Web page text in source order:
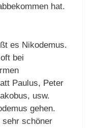
hat.
es Nikodemus.
bei
Paulus, Peter
usw.
gehen.
sehr schöner